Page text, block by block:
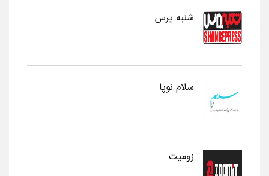
شنبه پرس
سلام نوپا
زومیت